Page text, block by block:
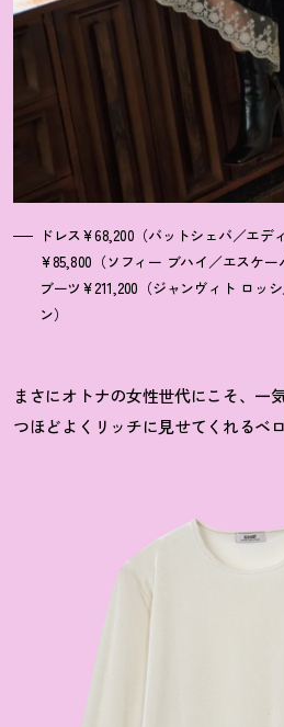
ドレス¥68,200（バットシェバ／エデ
¥85,800（ソフィー ブハイ／エスケー
ブーツ¥211,200（ジャンヴィト ロッ
ン）
まさにオトナの女性世代にこそ、一
つほどよくリッチに見せてくれるベ